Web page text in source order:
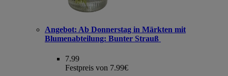
Angebot: Ab Donnerstag in Märkten mit
Blumenabteilung: Bunter Strauß
7.99
Festpreis von 7.99€